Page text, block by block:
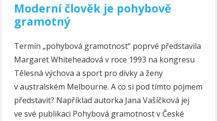
Moderní člověk je pohybově
gramotný
Termín „pohybová gramotnost“ poprvé představila
Margaret Whiteheadová v roce 1993 na kongresu
Tělesná výchova a sport pro dívky a ženy
v australském Melbourne. A co si pod tímto pojmem
představit? Například autorka Jana Vašíčková jej
ve své publikaci Pohybová gramotnost v České